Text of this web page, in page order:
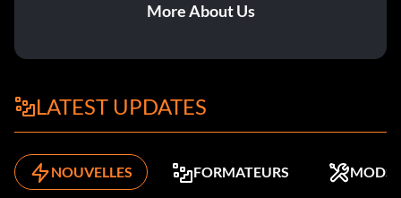
More About Us
LATEST UPDATES
NOUVELLES FORMATEURS MODS